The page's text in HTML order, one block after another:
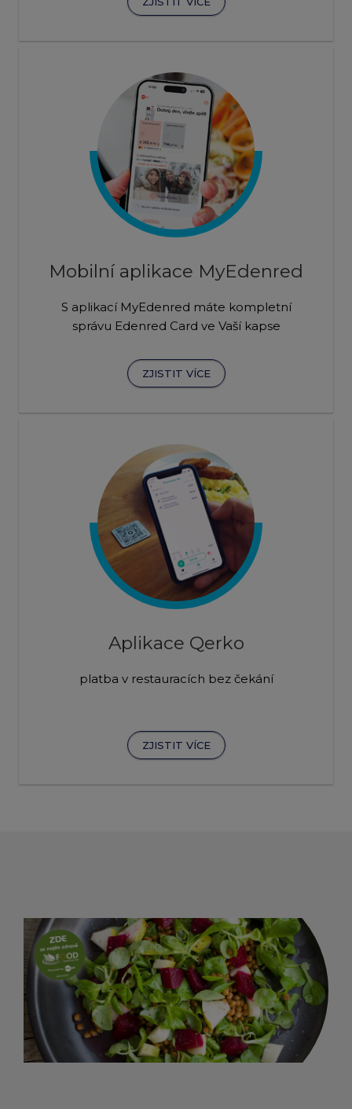
Mobilní aplikace MyEdenred
S aplikací MyEdenred máte kompletní
správu Edenred Card ve Vaší kapse
ZJISTIT VÍCE
Aplikace Qerko
platba v restauracích bez čekání
ZJISTIT VÍCE